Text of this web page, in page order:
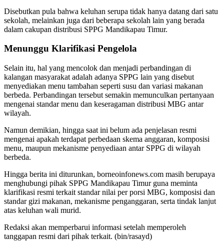
Disebutkan pula bahwa keluhan serupa tidak hanya datang dari satu
sekolah, melainkan juga dari beberapa sekolah lain yang berada
dalam cakupan distribusi SPPG Mandikapau Timur.
Menunggu Klarifikasi Pengelola
Selain itu, hal yang mencolok dan menjadi perbandingan di
kalangan masyarakat adalah adanya SPPG lain yang disebut
menyediakan menu tambahan seperti susu dan variasi makanan
berbeda. Perbandingan tersebut semakin memunculkan pertanyaan
mengenai standar menu dan keseragaman distribusi MBG antar
wilayah.
Namun demikian, hingga saat ini belum ada penjelasan resmi
mengenai apakah terdapat perbedaan skema anggaran, komposisi
menu, maupun mekanisme penyediaan antar SPPG di wilayah
berbeda.
Hingga berita ini diturunkan, borneoinfonews.com masih berupaya
menghubungi pihak SPPG Mandikapau Timur guna meminta
klarifikasi resmi terkait standar nilai per porsi MBG, komposisi dan
standar gizi makanan, mekanisme penganggaran, serta tindak lanjut
atas keluhan wali murid.
Redaksi akan memperbarui informasi setelah memperoleh
tanggapan resmi dari pihak terkait. (bin/rasayd)